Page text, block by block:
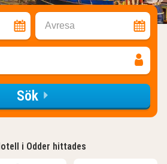
Avresa
Sök
i Odder hittades